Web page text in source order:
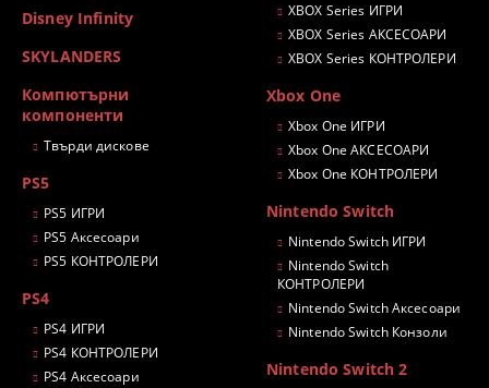
Disney Infinity
SKYLANDERS
Компютърни
компоненти
Твърди дискове
PS5
PS5 ИГРИ
PS5 Аксесоари
PS5 КОНТРОЛЕРИ
PS4
PS4 ИГРИ
PS4 КОНТРОЛЕРИ
PS4 Аксесоари
XBOX Series ИГРИ
XBOX Series АКСЕСОАРИ
XBOX Series КОНТРОЛЕРИ
Xbox One
Xbox One ИГРИ
Xbox One АКСЕСОАРИ
Xbox One КОНТРОЛЕРИ
Nintendo Switch
Nintendo Switch ИГРИ
Nintendo Switch
КОНТРОЛЕРИ
Nintendo Switch Аксесоари
Nintendo Switch Конзоли
Nintendo Switch 2